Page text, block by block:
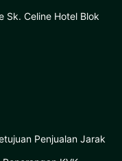
Sk. Celine Hotel Blok
Penjualan Jarak